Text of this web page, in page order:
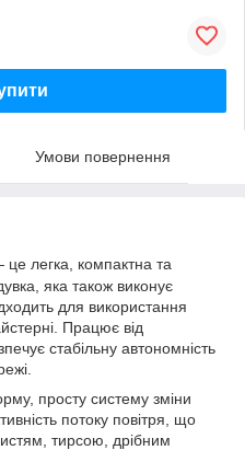
Умови повернення
легка, компактна та
, яка також виконує
для використання
Працює від
стабільну автономність
, просту систему зміни
потоку повітря , що
тирсою, дрібним